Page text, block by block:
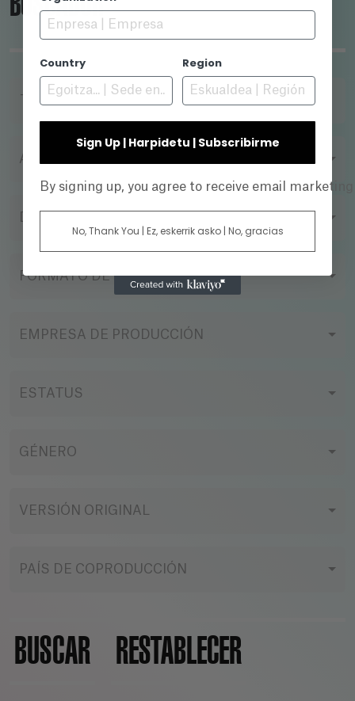
TÍTULO
AÑO
FORMATO DE FILMACIÓN
EMPRESA DE PRODUCCIÓN
ESTATUS
GÉNERO
VERSIÓN ORIGINAL
PAÍS DE COPRODUCCIÓN
BUSCAR RESTABLECER
Country Region
Sign Up | Harpidetu | Subscribirme
By signing up, you agree to receive email
No, Thank You | Ez, eskerrik asko | No, gracias